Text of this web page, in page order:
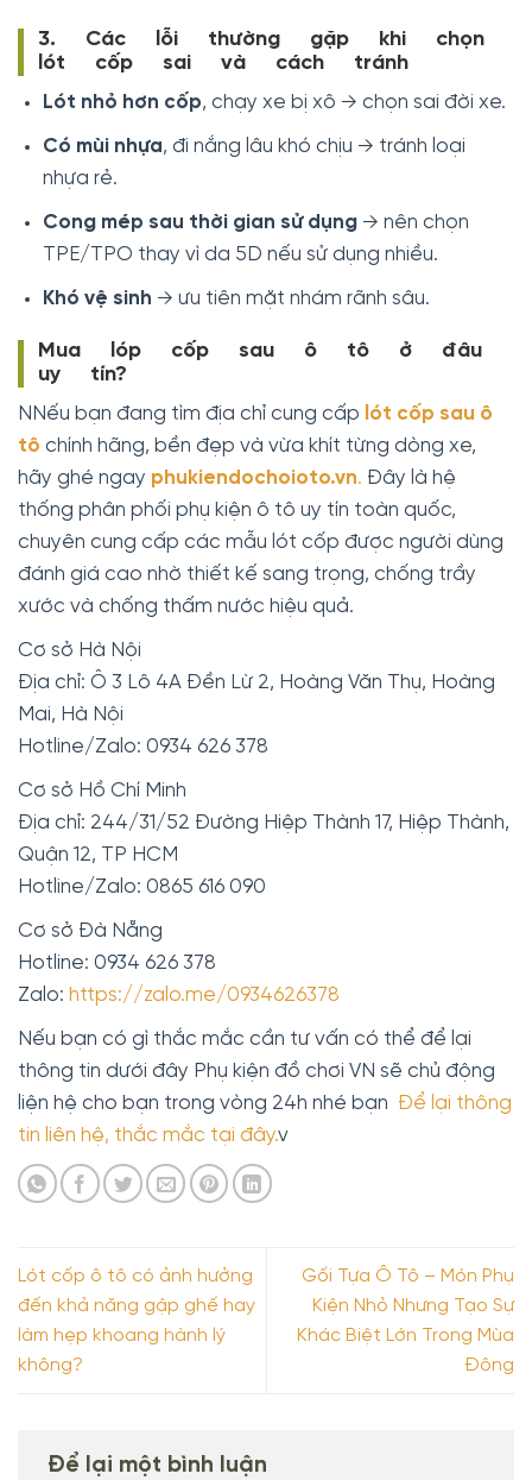
3. Các lỗi thường gặp khi chọn
lót cốp sai và cách tránh
Lót nhỏ hơn cốp, chạy xe bị xô → chọn sai đời xe.
Có mùi nhựa, đi nắng lâu khó chịu → tránh loại
nhựa rẻ.
Cong mép sau thời gian sử dụng→ nên chọn
TPE/TPO thay vì da 5D nếu sử dụng nhiều.
Khó vệ sinh → ưu tiên mặt nhám rãnh sâu.
Mua lóp cốp sau ô tô ở đâu
uy tín?
NNếu bạn đang tìm địa chỉ cung cấp lót cốp sau ô
tô chính hãng, bền đẹp và vừa khít từng dòng xe,
hãy ghé ngay phukiendochoioto.vn. Đây là hệ
thống phân phối phụ kiện ô tô uy tín toàn quốc,
chuyên cung cấp các mẫu lót cốp được người dùng
đánh giá cao nhờ thiết kế sang trọng, chống trầy
xước và chống thấm nước hiệu quả.
Cơ sở Hà Nội
Địa chỉ: Ô 3 Lô 4A Đền Lừ 2, Hoàng Văn Thụ, Hoàng
Mai, Hà Nội
Hotline/Zalo: 0934 626 378
Cơ sở Hồ Chí Minh
Địa chỉ: 244/31/52 Đường Hiệp Thành 17, Hiệp Thành,
Quận 12, TP HCM
Hotline/Zalo: 0865 616 090
Cơ sở Đà Nẵng
Hotline: 0934 626 378
Zalo: https://zalo.me/0934626378
Nếu bạn có gì thắc mắc cần tư vấn có thể để lại
thông tin dưới đây Phụ kiện đồ chơi VN sẽ chủ động
liện hệ cho bạn trong vòng 24h nhé bạn Để lại thông
tin liên hệ, thắc mắc tại đây.v
Lót cốp ô tô có ảnh hưởng
đến khả năng gập ghế hay
làm hẹp khoang hành lý
không?
Gối Tựa Ô Tô – Món Phụ
Kiện Nhỏ Nhưng Tạo Sự
Khác Biệt Lớn Trong Mùa
Đông
Để lại một bình luận